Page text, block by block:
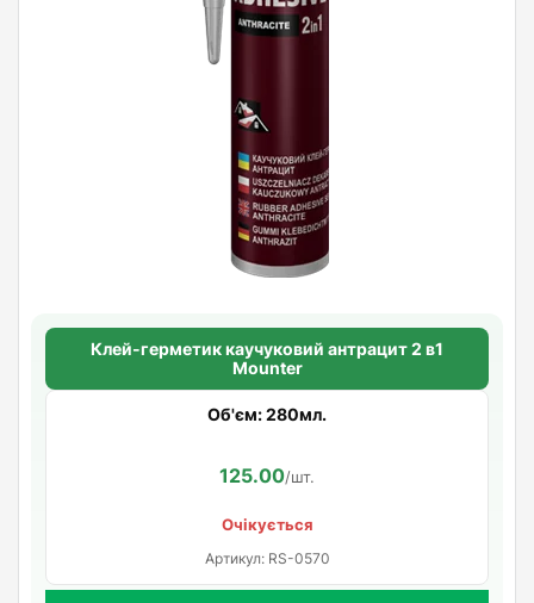
Клей-герметик каучуковий антрацит 2 в1
Mounter
Об'єм: 280мл.
125.00/шт.
Очікується
Артикул: RS-0570